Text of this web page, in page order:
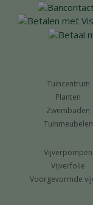
Tuincentrum
Planten
Zwembaden
Tuinmeubelen
Vijverpompen
Vijverfolie
Voorgevormde